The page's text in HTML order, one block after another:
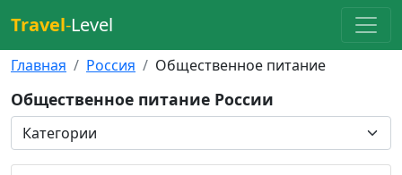
Travel-Level
Главная Россия Общественное питание
Общественное питание России